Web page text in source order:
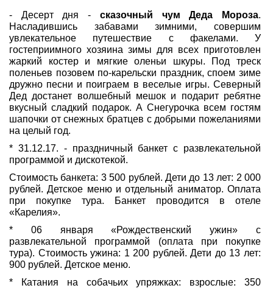
- Десерт дня - сказочный чум Деда Мороза.
Насладившись забавами зимними, совершим
увлекательное путешествие с факелами. У
гостеприимного хозяина зимы для всех приготовлен
жаркий костер и мягкие оленьи шкуры. Под треск
поленьев позовем по-карельски праздник, споем зиме
дружно песни и поиграем в веселые игры. Северный
Дед достанет волшебный мешок и подарит ребятне
вкусный сладкий подарок. А Снегурочка всем гостям
шапочки от снежных братцев с добрыми пожеланиями
на целый год.
* 31.12.17. - праздничный банкет с развлекательной
программой и дискотекой.
Стоимость банкета: 3 500 рублей. Дети до 13 лет: 2 000
рублей. Детское меню и отдельный аниматор. Оплата
при покупке тура. Банкет проводится в отеле
«Карелия».
* 06 января «Рождественский ужин» с
развлекательной программой (оплата при покупке
тура). Стоимость ужина: 1 200 рублей. Дети до 13 лет:
900 рублей. Детское меню.
* Катания на собачьих упряжках: взрослые: 350